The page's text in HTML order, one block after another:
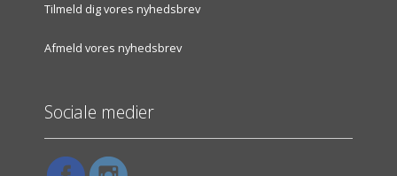
Tilmeld dig vores nyhedsbrev
Afmeld vores nyhedsbrev
Sociale medier